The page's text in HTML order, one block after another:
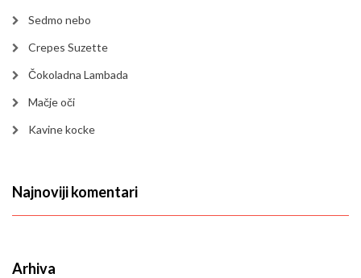
Sedmo nebo
Crepes Suzette
Čokoladna Lambada
Mačje oči
Kavine kocke
Najnoviji komentari
Arhiva